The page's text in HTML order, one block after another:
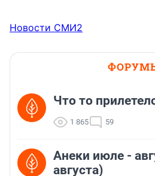
Новости СМИ2
Что то
1 865 59
Анеки июле -
августа)